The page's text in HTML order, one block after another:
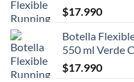
$17.990
Botella
550 ml Verde
$17.990